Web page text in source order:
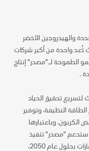
والهيدروجين الأخضر
واحدة من أكبر شركات
الطموحة لـ"مصدر" إنتاج
تحقيق الحياد
زيادة إنتاج الطاقة النظيفة، وتوفير
وباعتبارها
ستدعم "مصدر" تنفيذ
المبادرة الاستراتيجية للحياد المناخي لدولة الإمارات بحلول عام 2050،